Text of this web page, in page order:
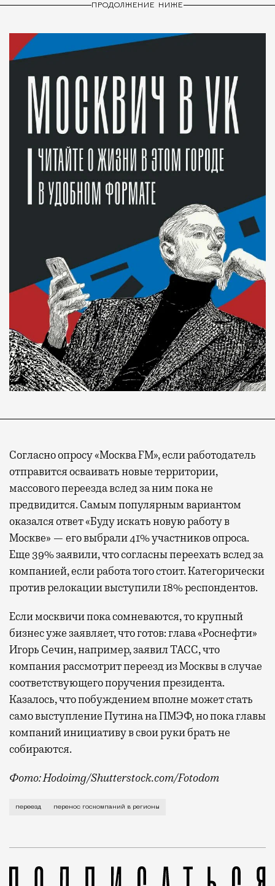
ПРОДОЛЖЕНИЕ НИЖЕ
Согласно опросу «Москва FM», если работодатель
отправится осваивать новые территории,
массового переезда вслед за ним пока не
предвидится. Самым популярным вариантом
оказался ответ «Буду искать новую работу в
Москве» — его выбрали 41% участников опроса.
Еще 39% заявили, что согласны переехать вслед за
компанией, если работа того стоит. Категорически
против релокации выступили 18% респондентов.
Если москвичи пока сомневаются, то крупный
бизнес уже заявляет, что готов: глава «Роснефти»
Игорь Сечин, например, заявил ТАСС, что
компания рассмотрит переезд из Москвы в случае
соответствующего поручения президента.
Казалось, что побуждением вполне может стать
само выступление Путина на ПМЭФ, но пока главы
компаний инициативу в свои руки брать не
собираются.
Фото: Hodoimg/Shutterstock.com/Fotodom
Слова Владимира Путина, прозвучавшие в
переезд перенос госкомпаний в регионы